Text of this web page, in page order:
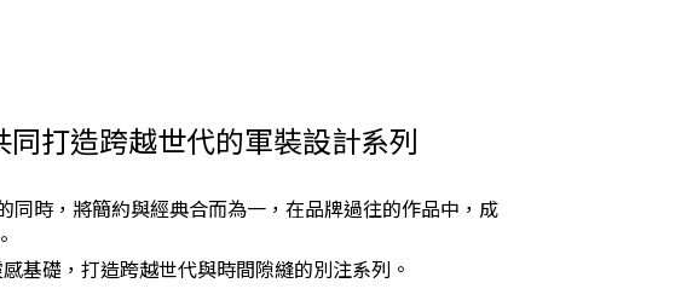
同打造跨越世代的軍裝設計系列
時，將簡約與經典合而為一，在品牌過往的作品中，成
基礎，打造跨越世代與時間隙縫的別注系列。